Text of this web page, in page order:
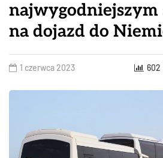
najwygodniejszym
na dojazd do
1 czerwca 2023 602